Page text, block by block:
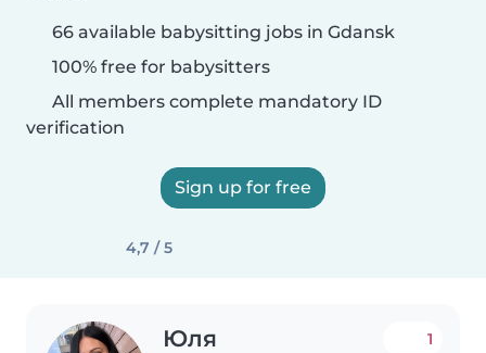
66 available babysitting jobs in Gdansk
100% free for babysitters
All members complete mandatory ID
verification
Sign up for free
4,7 / 5
Юля 1